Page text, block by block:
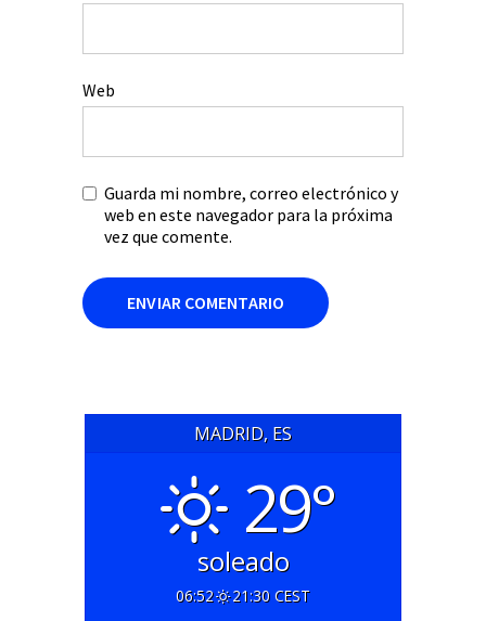
Web
Guarda mi nombre, correo electrónico y
web en este navegador para la próxima
vez que comente.
MADRID, ES
29°
soleado
06:52 21:30 CEST